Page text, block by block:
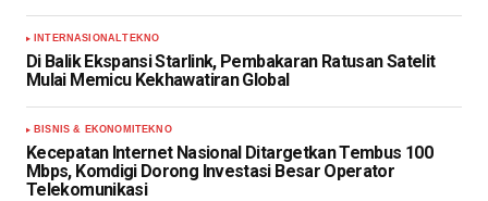
INTERNASIONALTEKNO
Di Balik Ekspansi Starlink, Pembakaran Ratusan Satelit
Mulai Memicu Kekhawatiran Global
BISNIS & EKONOMI TEKNO
Kecepatan Internet Nasional Ditargetkan Tembus 100
Mbps, Komdigi Dorong Investasi Besar Operator
Telekomunikasi